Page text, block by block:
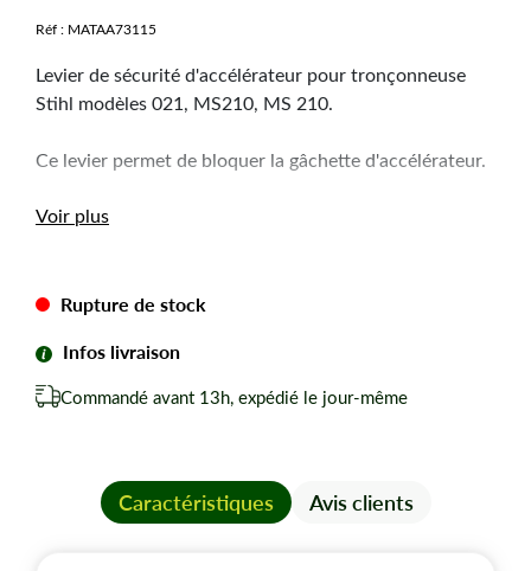
Réf : MATAA73115
Levier de sécurité d'accélérateur pour tronçonneuse
Stihl modèles 021, MS210, MS 210.
Ce levier permet de bloquer la gâchette d'accélérateur.
Voir plus
Rupture de stock
Infos livraison
Commandé avant 13h, expédié le jour-même
Caractéristiques Avis clients